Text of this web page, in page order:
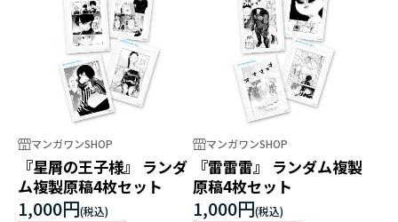
マンガワンSHOP
『星屑の王子様』 ランダ
ム複製原稿4枚セット
1,000円
マンガワンSHOP
『雷雷雷』 ランダム複製
原稿4枚セット
1,000円